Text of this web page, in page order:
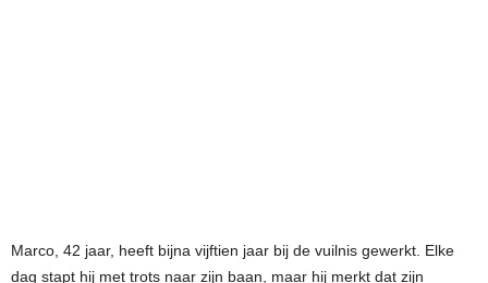
Marco, 42 jaar, heeft bijna vijftien jaar bij de vuilnis gewerkt. Elke
dag stapt hij met trots naar zijn baan, maar hij merkt dat zijn